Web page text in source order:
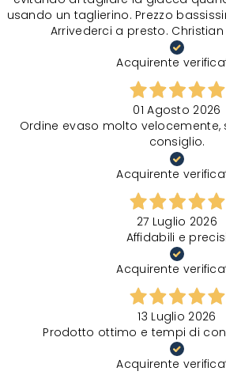
usando un taglierino. Prezzo
Arrivederci a presto.
Acquirente
01 Agosto 2026
Ordine evaso molto velocemente,
consiglio.
Acquirente
27 Luglio 2026
Affidabili e precisi
Acquirente
13 Luglio 2026
Prodotto ottimo e tempi di
Acquirente